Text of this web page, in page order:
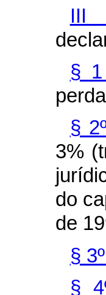
§ 1
§
3%
do
de
§ 3º
§